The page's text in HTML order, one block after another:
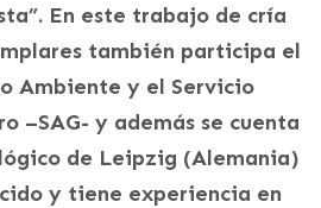
En este trabajo de cría
también participa el
Ambiente y el Servicio
–SAG- y además se cuenta
de Leipzig (Alemania)
y tiene experiencia en